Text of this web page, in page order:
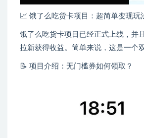
📈 饿了么吃货卡项目：超简单变现玩
饿了么吃货卡项目已经正式上线，并
拉新获得收益。简单来说，这是一
📝 项目介绍：无门槛券如何领取？